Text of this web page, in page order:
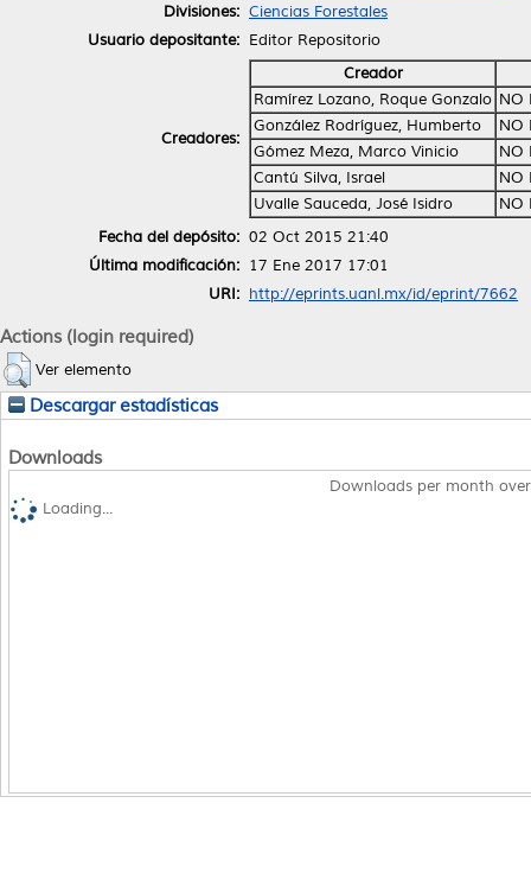
Divisiones: Ciencias Forestales
Usuario depositante: Editor Repositorio
Creadores:
Creador
Ramírez Lozano, Roque Gonzalo NO
González Rodríguez, Humberto
NO
Gómez Meza, Marco Vinicio
NO
Cantú Silva, Israel
NO
Uvalle Sauceda, José Isidro
NO
Fecha del depósito: 02 Oct 2015 21:40
Última modificación: 17 Ene 2017 17:01
URI: http://eprints.uanl.mx/id/eprint/7662
Actions (login required)
Ver elemento
Descargar estadísticas
Downloads
Downloads per month
Loading...